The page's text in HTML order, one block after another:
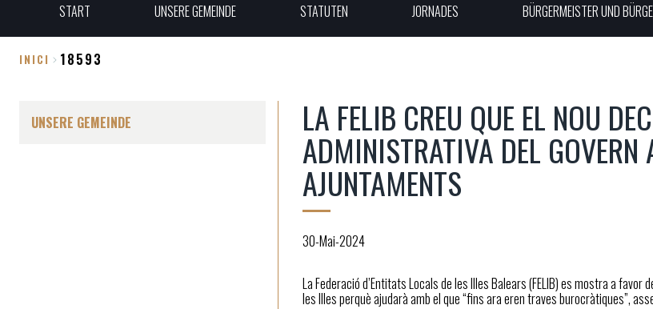
START UNSERE GEMEINDE STATUTEN JORNADES BÜRGERMEISTER UND
INICI 18593
UNSERE GEMEINDE LA FELIB CREU QUE EL NOU
ADMINISTRATIVA DEL
AJUNTAMENTS
30-Mai-2024
La Federació d’Entitats Locals de les Illes Balears (FELIB) es mostra a
les Illes perquè ajudarà amb el que “fins ara eren traves burocràtiques”,